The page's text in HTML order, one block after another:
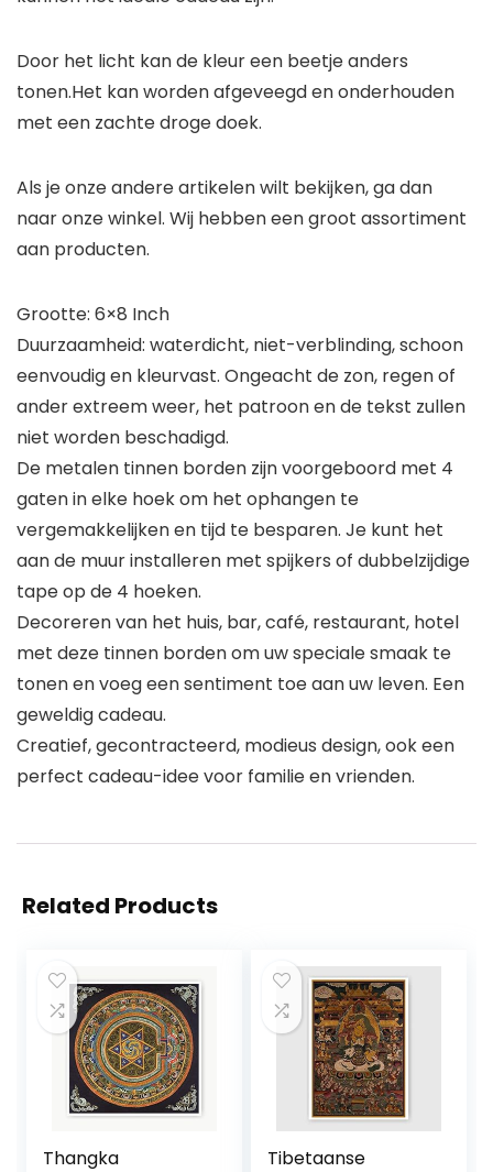
Door het licht kan de kleur een beetje anders
tonen.Het kan worden afgeveegd en onderhouden
met een zachte droge doek.
Als je onze andere artikelen wilt bekijken, ga dan
naar onze winkel. Wij hebben een groot assortiment
aan producten.
Grootte: 6×8 Inch
Duurzaamheid: waterdicht, niet-verblinding, schoon
eenvoudig en kleurvast. Ongeacht de zon, regen of
ander extreem weer, het patroon en de tekst zullen
niet worden beschadigd.
De metalen tinnen borden zijn voorgeboord met 4
gaten in elke hoek om het ophangen te
vergemakkelijken en tijd te besparen. Je kunt het
aan de muur installeren met spijkers of dubbelzijdige
tape op de 4 hoeken.
Decoreren van het huis, bar, café, restaurant, hotel
met deze tinnen borden om uw speciale smaak te
tonen en voeg een sentiment toe aan uw leven. Een
geweldig cadeau.
Creatief, gecontracteerd, modieus design, ook een
perfect cadeau-idee voor familie en vrienden.
Related Products
Thangka
Tibetaanse